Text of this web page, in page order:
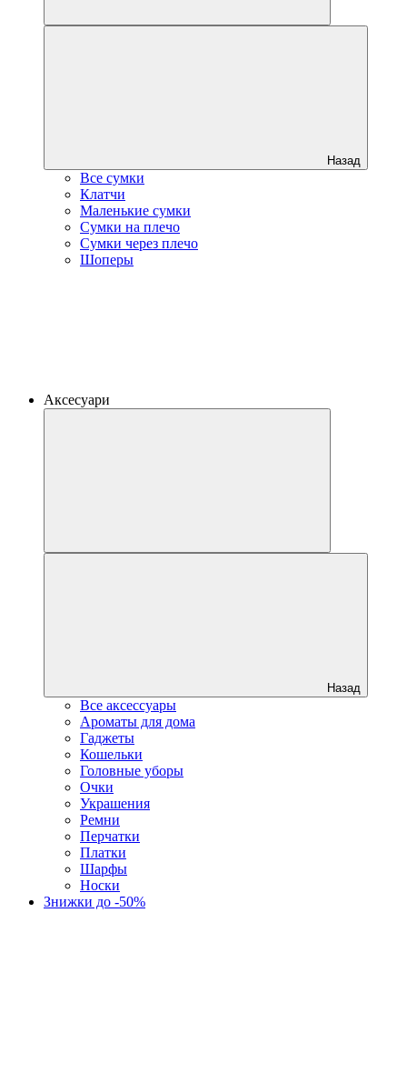
Назад
Все сумки
Клатчи
Маленькие сумки
Сумки на плечо
Сумки через плечо
Шоперы
Аксесуари
Назад
Все аксессуары
Ароматы для дома
Гаджеты
Кошельки
Головные уборы
Очки
Украшения
Ремни
Перчатки
Платки
Шарфы
Носки
Знижки до -50%